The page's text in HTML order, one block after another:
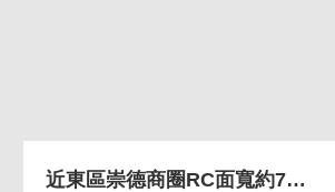
近東區崇德商圈RC面寬約7米土地31坪孝親透天